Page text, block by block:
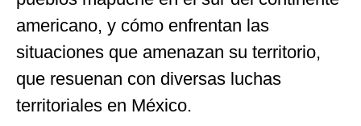
americano, y cómo enfrentan las
situaciones que amenazan su territorio,
que resuenan con diversas luchas
territoriales en México.